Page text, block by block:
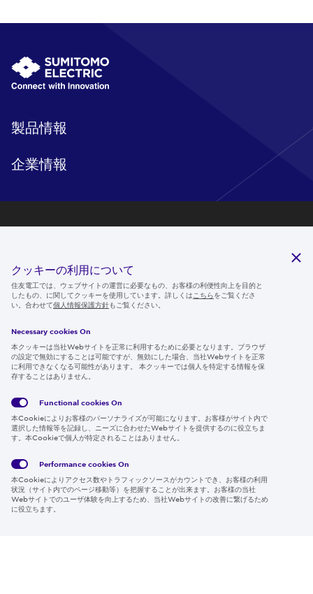
製品情報
企業情報
ニュースルーム
IR情報
採用情報
Global
Policy
サイト
約
Region & Language:
Japan | JP
クッキーの利用について
住友電工では、ウェブサイトの運営に必要なもの、お客様の利便性向上を目的と
したもの、に関してクッキーを使用しています。詳しくは こちらをご覧くださ
い。合わせて個人情報保護方針もご覧ください。
Necessary cookies On
本クッキーは当社Webサイトを正常に利用するために必要となります。ブラウザ
の設定で無効にすることは可能ですが、無効にした場合、当社Webサイトを正常
に利用できなくなる可能性があります。 本クッキーでは個人を特定する情報を保
存することはありません。
Functional cookies On
本Cookieによりお客様のパーソナライズが可能になります。お客様がサイト内で
選択した情報等を記録し、ニーズに合わせたWebサイトを提供するのに役立ちま
す。本Cookieで個人が特定されることはありません。
Performance cookies On
本Cookieによりアクセス数やトラフィックソースがカウントでき、お客様の利用
状況（サイト内でのページ移動等）を把握することが出来ます。お客様の当社
Webサイトでのユーザ体験を向上するため、当社Webサイトの改善に繋げるため
に役立ちます。